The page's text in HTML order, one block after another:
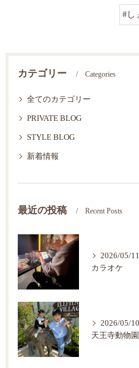
#し
カテゴリー Categories
全てのカテゴリー
PRIVATE BLOG
STYLE BLOG
新着情報
最近の投稿 Recent Posts
2026/05/11
カラオケ
2026/05/10
天王寺動物園